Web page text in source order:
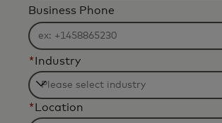
Business Phone
* Industry
Filtering
will
* Location